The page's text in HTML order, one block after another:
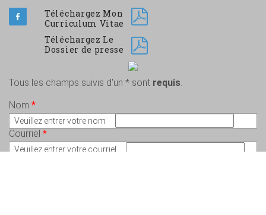
Téléchargez Mon
Curriculum Vitae
Téléchargez Le
Dossier de presse
Tous les champs suivis d'un * sont requis.
Nom *
Veuillez entrer votre nom
Courriel *
Veuillez entrer votre courriel